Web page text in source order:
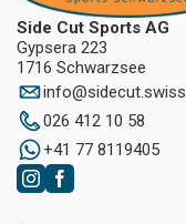
Side Cut Sports AG
Gypsera 223
1716 Schwarzsee
info@sidecut.swiss
026 412 10 58
+41 77 8119405